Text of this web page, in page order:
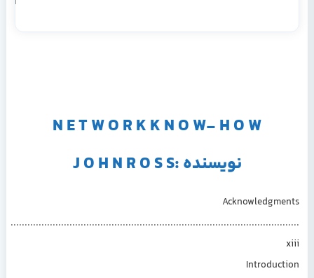
N E T W O R K K N O W- H O
نویسنده :J O H N R O S S